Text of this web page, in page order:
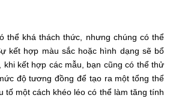
thể khá thách thức, nhưng chúng có thể
kết hợp màu sắc hoặc hình dạng sẽ bổ
khi kết hợp các mẫu, bạn cũng có thể thử
độ tương đồng để tạo ra một tổng thể
tố một cách khéo léo có thể làm tăng tính